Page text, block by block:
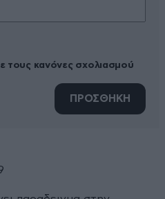
τους κανόνες σχολιασμού
ΠΡΟΣΘΗΚΗ